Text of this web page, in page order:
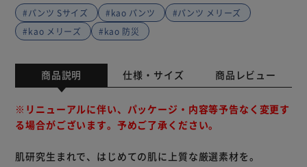
#パンツ Sサイズ
#kao パンツ
#パンツ メリーズ
#kao メリーズ
#kao 防災
商品説明 仕様・サイズ 商品レビュー
※リニューアルに伴い、パッケージ・内容等予告なく変更す
る場合がございます。予めご了承ください。
肌研究生まれで、はじめての肌に上質な厳選素材を。